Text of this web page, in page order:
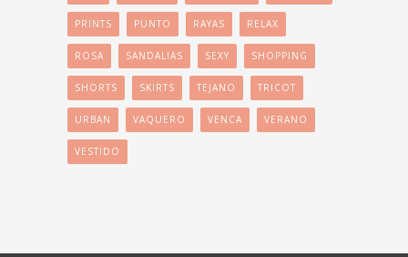
PRINTS PUNTO RAYAS RELAX
ROSA SANDALIAS SEXY SHOPPING
SHORTS SKIRTS TEJANO TRICOT
URBAN VAQUERO VENCA VERANO
VESTIDO